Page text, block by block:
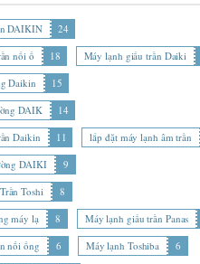
DAIKIN
24
nối ố
18 Máy lạnh giấu trần Daiki
Daikin
15
DAIK
14
Daikin
11 lắp đặt máy lạnh âm trần
DAIKI
9
Toshi
8
máy lạ
8 Máy lạnh giấu trần Panas
nối ống
6 Máy lạnh Toshiba
6